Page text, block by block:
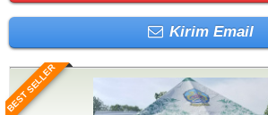
Kirim Email
BEST SELLER